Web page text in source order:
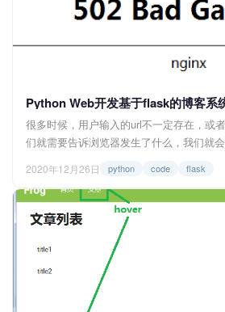
很多时候，用户输入的url不一定存在，或
们就需要告诉浏览器发生了什么，我们就
器内部错误）等等，但是这些状态码是直接
擎，需要打开开发者工具查看响应状态或者
用户不打开的话就不知道怎么回事，所以
的页面给用户，也告诉用户到底发生了什...
2020年12月26日 python code flask